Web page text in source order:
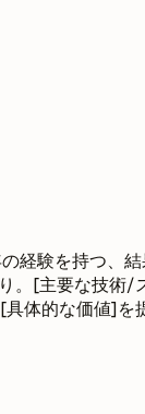
経験を持つ、結
。[主要な技術/
体的な価値]を